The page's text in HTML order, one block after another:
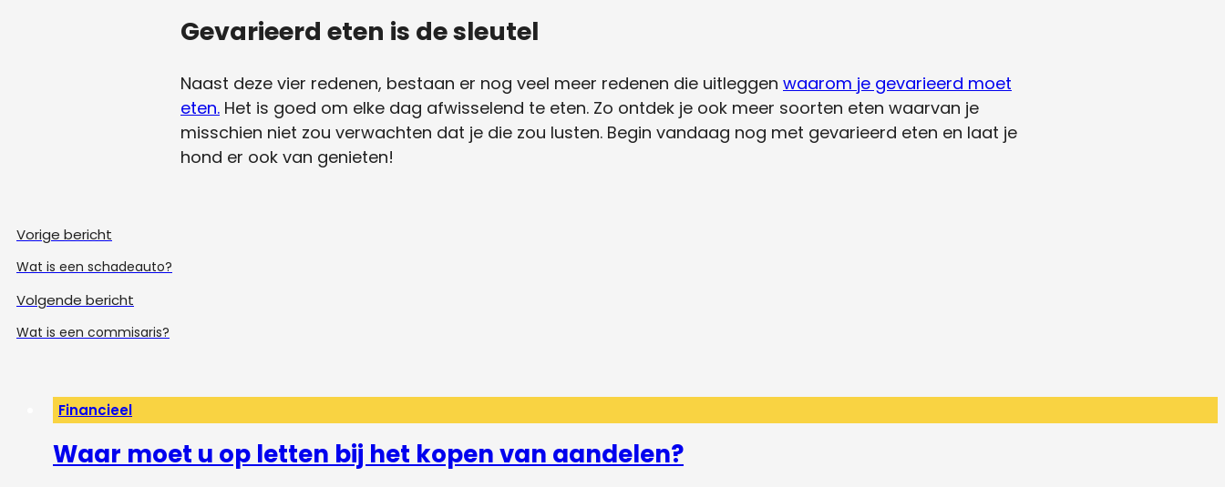
Gevarieerd eten is de sleutel
Naast deze vier redenen, bestaan er nog veel meer redenen die uitleggen waarom je gevarieerd moet
eten. Het is goed om elke dag afwisselend te eten. Zo ontdek je ook meer soorten eten waarvan je
misschien niet zou verwachten dat je die zou lusten. Begin vandaag nog met gevarieerd eten en laat je
hond er ook van genieten!
Vorige bericht
Wat is een schadeauto?
Volgende bericht
Wat is een commisaris?
Financieel
Waar moet u op letten bij het kopen van aandelen?